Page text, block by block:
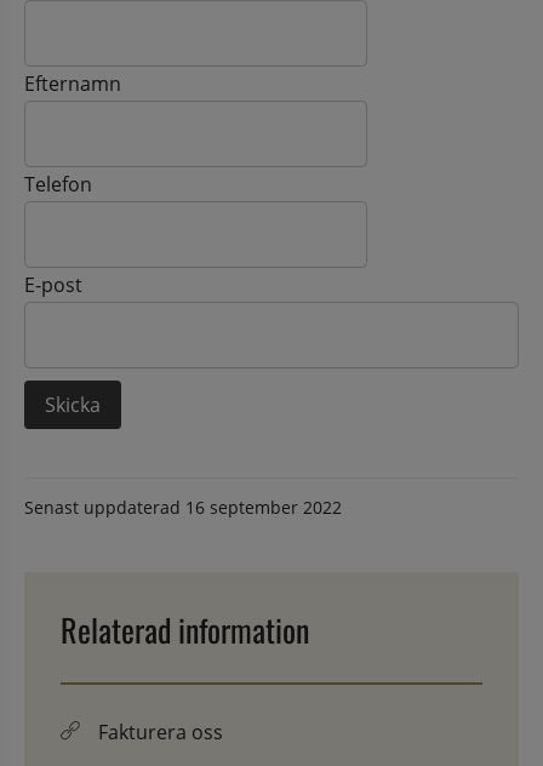
Efternamn
Telefon
E-post
Senast uppdaterad 16 september 2022
Relaterad information
Fakturera oss